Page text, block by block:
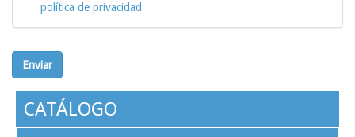
política de privacidad
Enviar
CATÁLOGO